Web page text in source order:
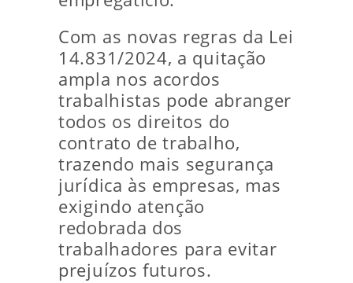
Com as novas regras da Lei
14.831/2024, a quitação
ampla nos acordos
trabalhistas pode abranger
todos os direitos do
contrato de trabalho,
trazendo mais segurança
jurídica às empresas, mas
exigindo atenção
redobrada dos
trabalhadores para evitar
prejuízos futuros.